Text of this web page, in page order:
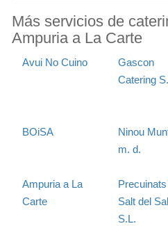
Más servicios de
Ampuria a La Carte
Avui No Cuino
Gascon
Catering
BOiSA
Ninou
m. d.
Ampuria a La
Carte
Salt del
S.L.